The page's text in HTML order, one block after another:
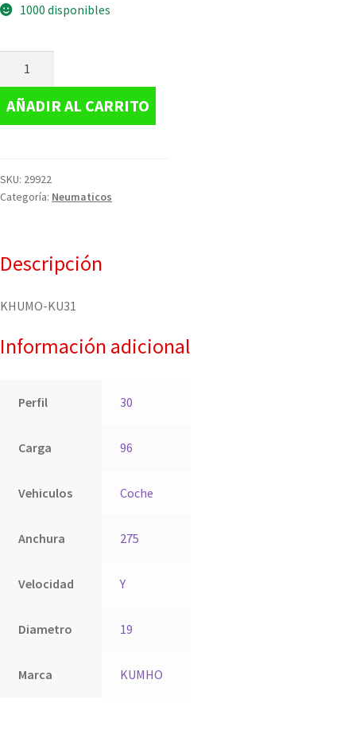
1000 disponibles
AÑADIR AL CARRITO
SKU: 29922
Categoría: Neumaticos
Descripción
KHUMO-KU31
Información adicional
Perfil 30
Carga 96
Vehiculos Coche
Anchura 275
Velocidad Y
Diametro 19
Marca KUMHO